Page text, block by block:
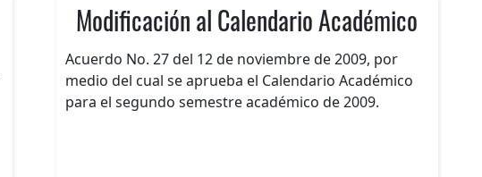
Modificación al Calendario Académico
Acuerdo No. 27 del 12 de noviembre de 2009, por
medio del cual se aprueba el Calendario Académico
para el segundo semestre académico de 2009.